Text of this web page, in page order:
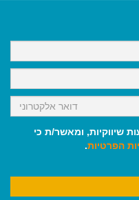
k
שיווקיות, ומאשר/ת כי
הפרטיות.